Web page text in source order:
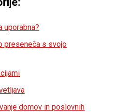
uporabna?
preseneča s svojo
domov in poslovnih